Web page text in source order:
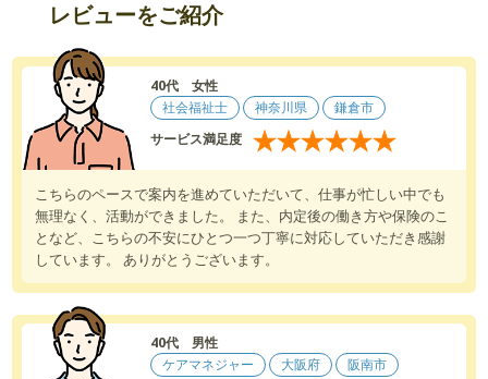
レビューをご紹介
40代 女性
社会福祉士
神奈川県
鎌倉市
サービス満足度
★★★★★★
こちらのペースで案内を進めていただいて、仕事が忙しい中でも
無理なく、活動ができました。 また、内定後の働き方や保険のこ
となど、こちらの不安にひとつ一つ丁寧に対応していただき感謝
しています。 ありがとうございます。
40代 男性
ケアマネジャー
大阪府
阪南市